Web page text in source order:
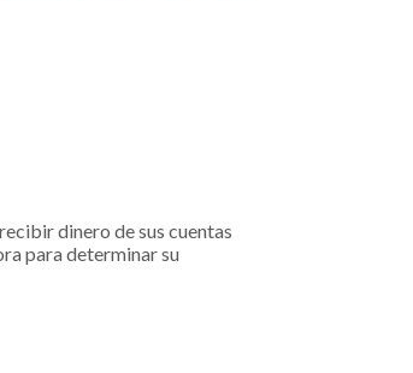
dinero de sus cuentas
para determinar su